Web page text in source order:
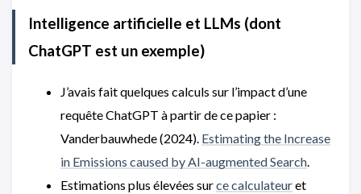
Intelligence artificielle et LLMs (dont
ChatGPT est un exemple)
J’avais fait quelques calculs sur l’impact d’une
requête ChatGPT à partir de ce papier :
Vanderbauwhede (2024). Estimating the Increase
in Emissions caused by AI-augmented Search.
Estimations plus élevées surce calculateuret